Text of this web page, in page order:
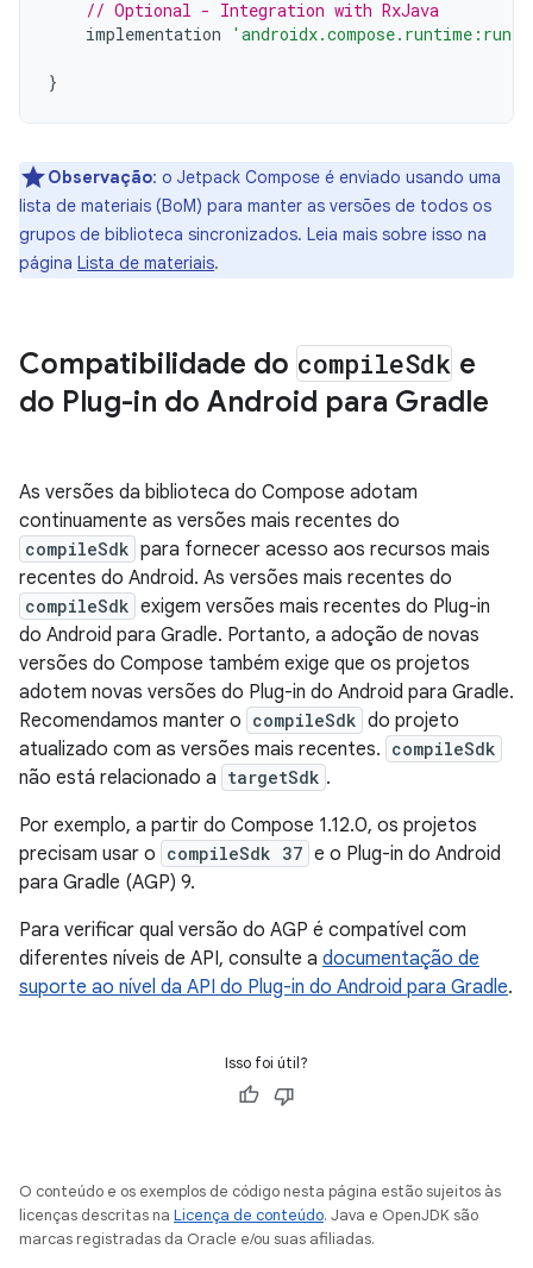
// Optional - Integration with RxJava
implementation
}
Observação: o Jetpack Compose é enviado usando uma
lista de materiais (BoM) para manter as versões de todos os
grupos de biblioteca sincronizados. Leia mais sobre isso na
página Lista de materiais.
Compatibilidade do compileSdk e
do Plug-in do Android para Gradle
As versões da biblioteca do Compose adotam
continuamente as versões mais recentes do
compileSdk para fornecer acesso aos recursos mais
recentes do Android. As versões mais recentes do
compileSdk exigem versões mais recentes do Plug-in
do Android para Gradle. Portanto, a adoção de novas
versões do Compose também exige que os projetos
adotem novas versões do Plug-in do Android para Gradle.
Recomendamos manter o compileSdk do projeto
atualizado com as versões mais recentes. compileSdk
não está relacionado a targetSdk .
Por exemplo, a partir do Compose 1.12.0, os projetos
precisam usar o compileSdk 37 e o Plug-in do Android
para Gradle (AGP) 9.
Para verificar qual versão do AGP é compatível com
diferentes níveis de API, consulte a documentação de
suporte ao nível da API do Plug-in do Android para Gradle.
Isso foi útil?
O conteúdo e os exemplos de código nesta página estão sujeitos às
licenças descritas na Licença de conteúdo. Java e OpenJDK são
marcas registradas da Oracle e/ou suas afiliadas.